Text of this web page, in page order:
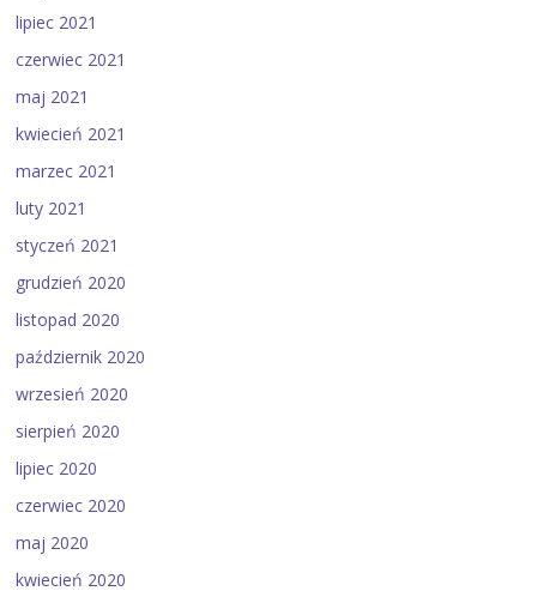
lipiec 2021
czerwiec 2021
maj 2021
kwiecień 2021
marzec 2021
luty 2021
styczeń 2021
grudzień 2020
listopad 2020
październik 2020
wrzesień 2020
sierpień 2020
lipiec 2020
czerwiec 2020
maj 2020
kwiecień 2020